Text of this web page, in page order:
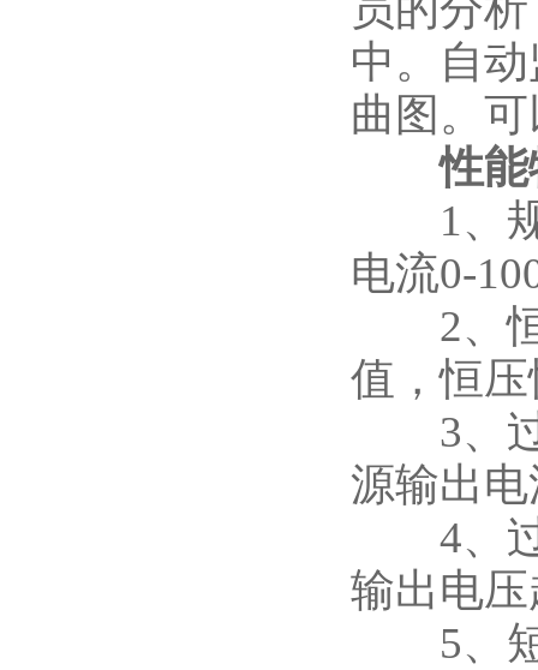
中。自
曲图。
性
1、规
电流0-
2、恒
值，恒
3、过
源输出
4、过
输出电
5、短